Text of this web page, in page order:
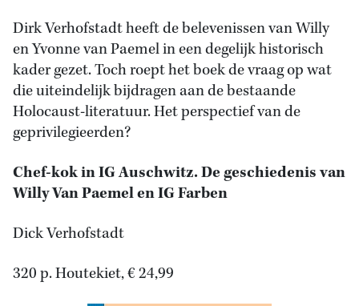
Dirk Verhofstadt heeft de belevenissen van Willy
en Yvonne van Paemel in een degelijk historisch
kader gezet. Toch roept het boek de vraag op wat
die uiteindelijk bijdragen aan de bestaande
Holocaust-literatuur. Het perspectief van de
geprivilegieerden?
Chef-kok in IG Auschwitz. De geschiedenis van
Willy Van Paemel en IG Farben
Dick Verhofstadt
320 p. Houtekiet, € 24,99